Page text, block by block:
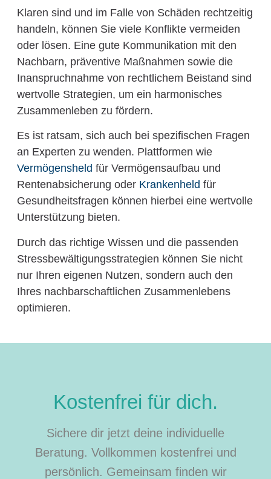
Klaren sind und im Falle von Schäden rechtzeitig
handeln, können Sie viele Konflikte vermeiden
oder lösen. Eine gute Kommunikation mit den
Nachbarn, präventive Maßnahmen sowie die
Inanspruchnahme von rechtlichem Beistand sind
wertvolle Strategien, um ein harmonisches
Zusammenleben zu fördern.
Es ist ratsam, sich auch bei spezifischen Fragen
an Experten zu wenden. Plattformen wie
Vermögensheld für Vermögensaufbau und
Rentenabsicherung oder Krankenheld für
Gesundheitsfragen können hierbei eine wertvolle
Unterstützung bieten.
Durch das richtige Wissen und die passenden
Stressbewältigungsstrategien können Sie nicht
nur Ihren eigenen Nutzen, sondern auch den
Ihres nachbarschaftlichen Zusammenlebens
optimieren.
Kostenfrei für dich.
Sichere dir jetzt deine individuelle
Beratung. Vollkommen kostenfrei und
persönlich. Gemeinsam finden wir